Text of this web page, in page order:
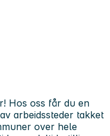
Hos oss får du en
arbeidssteder takket
over hele